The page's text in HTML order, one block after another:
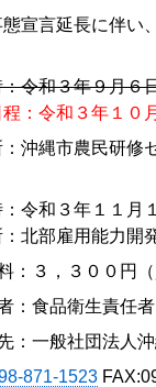
態宣言延長に伴い
令和３年９月６
：令和３年１０
沖縄市農民研修
令和３年１１月
北部雇用能力開
：３，３００円
：食品衛生責任者
：一般社団法人
871-1523